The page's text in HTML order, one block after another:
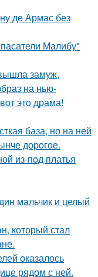
де Армас без
Малибу"
замуж,
на нью-
это драма!
база, но на ней
дорогое.
из-под платья
мальчик и целый
который стал
оказалось
рядом с ней.